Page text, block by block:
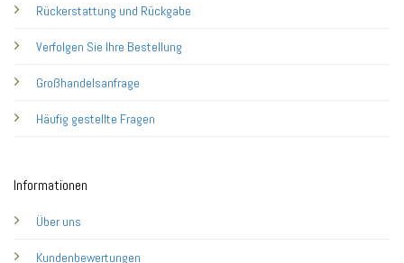
Rückerstattung und Rückgabe
Verfolgen Sie Ihre Bestellung
Großhandelsanfrage
Häufig gestellte Fragen
Informationen
Über uns
Kundenbewertungen